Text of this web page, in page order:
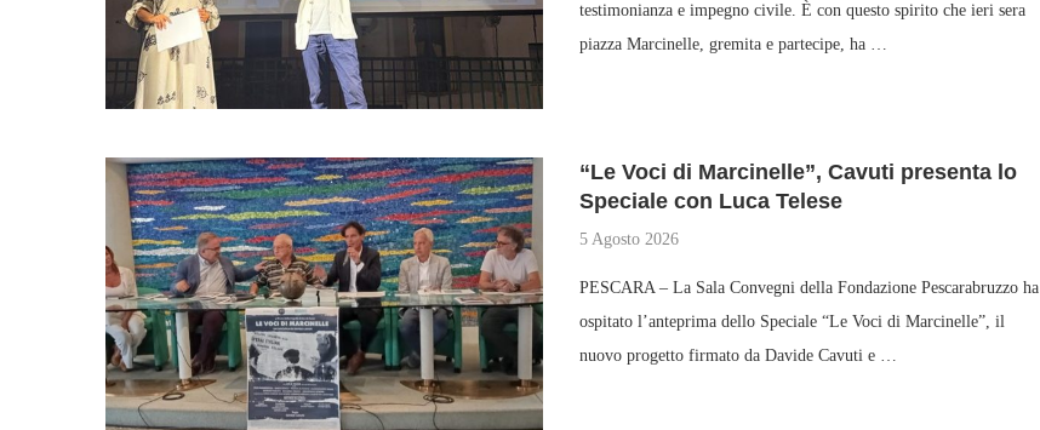
testimonianza e impegno civile. È con questo spirito che ieri sera
piazza Marcinelle, gremita e partecipe, ha …
“Le Voci di Marcinelle”, Cavuti presenta lo
Speciale con Luca Telese
5 Agosto 2026
PESCARA – La Sala Convegni della Fondazione Pescarabruzzo ha
ospitato l’anteprima dello Speciale “Le Voci di Marcinelle”, il
nuovo progetto firmato da Davide Cavuti e …